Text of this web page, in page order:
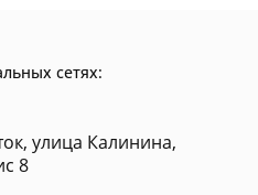
сетях:
улица Калинина,
8